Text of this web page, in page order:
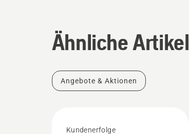
Ähnliche Artikel
Angebote & Aktionen
Kundenerfolge